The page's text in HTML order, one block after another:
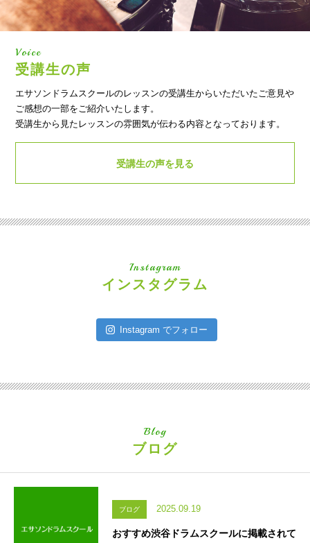
Voice
受講生の声
エサソンドラムスクールのレッスンの受講生からいただいたご意見や
ご感想の一部をご紹介いたします。
受講生から見たレッスンの雰囲気が伝わる内容となっております。
受講生の声を見る
Instagram
インスタグラム
Instagram でフォロー
Blog
ブログ
ブログ 2025.09.19
おすすめ渋谷ドラムスクールに掲載されて